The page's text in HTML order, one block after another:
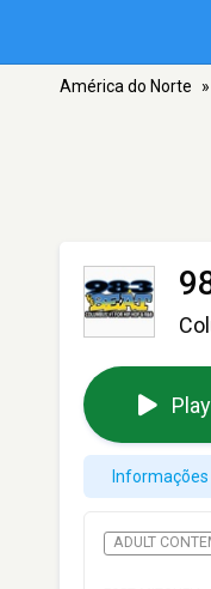
América do Norte »
Informações
ADULT